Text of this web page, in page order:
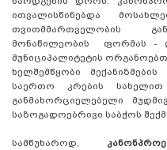
ითვალისწინებდა
თვითმმართველობის
მონაწილეობის ფორმას -
მუნიციპალიტეტის
ხელშემწყობი
საერთო კრების
განმახორციელებელი
საზოგადოებრივი საბჭოს
სამწუხაროდ,